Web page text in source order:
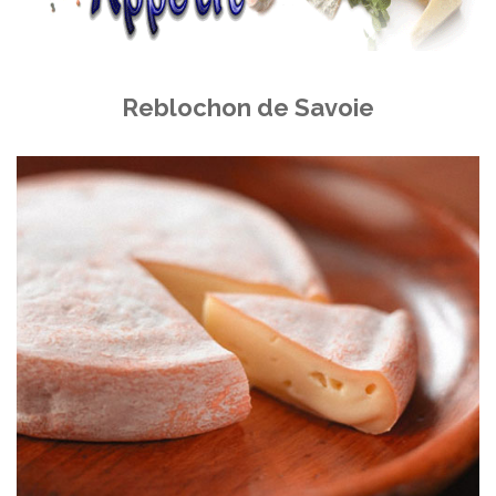
Reblochon de Savoie